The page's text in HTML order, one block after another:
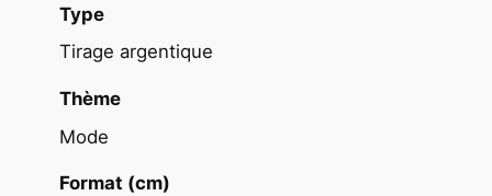
Type
Tirage argentique
Thème
Mode
Format (cm)